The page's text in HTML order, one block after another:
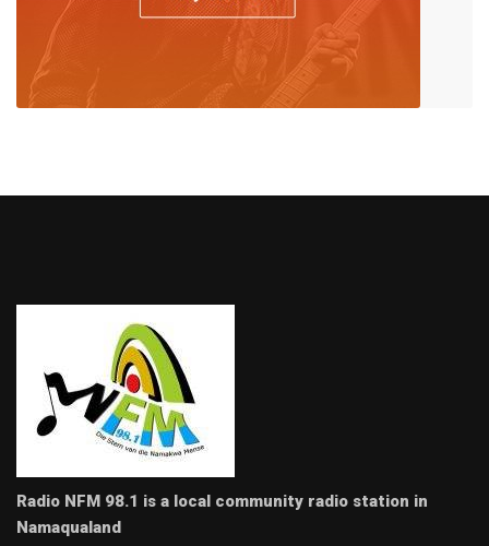
Radio NFM 98.1 is a local community radio station in
Namaqualand